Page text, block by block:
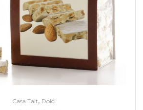
Casa Tait, Dolci